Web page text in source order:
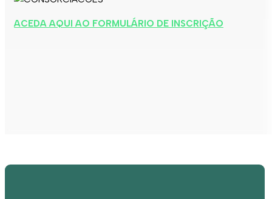
ACEDA AQUI AO FORMULÁRIO DE INSCRIÇÃO